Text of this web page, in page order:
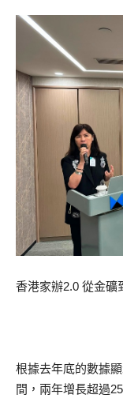
香港家辦2.0 從金礦
根據去年底的數據
間，兩年增長超過